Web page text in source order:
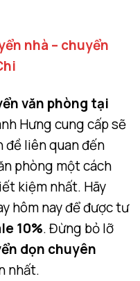
nhà – chuyển
văn phòng tại
Hưng cung cấp sẽ
đề liên quan đến
phòng một cách
kiệm nhất. Hãy
hôm nay để được tư
10%. Đừng bỏ lỡ
dọn chuyên
nhất.